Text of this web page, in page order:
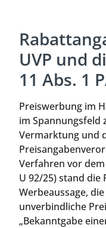
UVP und
11 Abs. 1
Preiswerbung im
im Spannungsfeld
Vermarktung und
Verfahren vor
U 92/25) stand
Werbeaussage,
unverbindliche
„Bekanntgabe